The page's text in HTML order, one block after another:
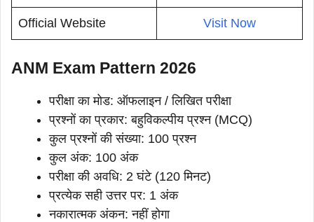
Official Website Visit Now
ANM Exam Pattern 2026
परीक्षा का मोड: ऑफलाइन / लिखित परीक्षा
प्रश्नों का प्रकार: बहुविकल्पीय प्रश्न (MCQ)
कुल प्रश्नों की संख्या: 100 प्रश्न
कुल अंक: 100 अंक
परीक्षा की अवधि: 2 घंटे (120 मिनट)
प्रत्येक सही उत्तर पर: 1 अंक
नकारात्मक अंकन: नहीं होगा